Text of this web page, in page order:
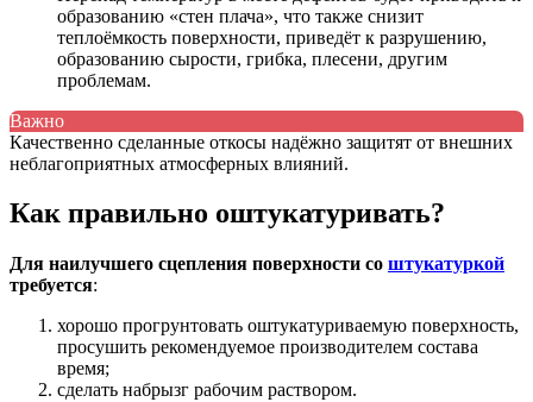
образованию «стен плача», что также снизит
теплоёмкость поверхности, приведёт к разрушению,
образованию сырости, грибка, плесени, другим
проблемам.
Важно
Качественно сделанные откосы надёжно защитят от внешних
неблагоприятных атмосферных влияний.
Как правильно оштукатуривать?
Для наилучшего сцепления поверхности со штукатуркой
требуется:
хорошо прогрунтовать оштукатуриваемую поверхность,
просушить рекомендуемое производителем состава
время;
сделать набрызг рабочим раствором.